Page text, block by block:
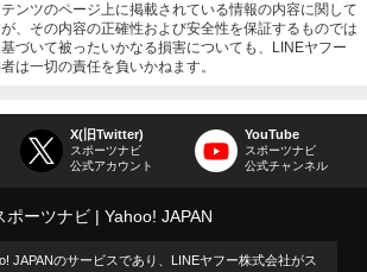
ンツのページ上に掲載されている情報の内容に関して
、その内容の正確性および安全性を保証するものでは
づいて被ったいかなる損害についても、LINEヤフー
は一切の責任を負いかねます。
X(旧Twitter)
スポーツナビ
公式アカウント
YouTube
スポーツナビ
公式チャンネル
ポーツナビ Yahoo! JAPAN
JAPANのサービスであり、LINEヤフー株式会社がス